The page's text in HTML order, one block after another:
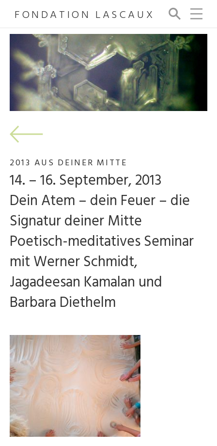
FONDATION LASCAUX
Su
ch
e
2013 AUS DEINER MITTE
14. – 16. September, 2013
Dein Atem – dein Feuer – die
Signatur deiner Mitte
Poetisch-meditatives Seminar
mit Werner Schmidt,
Jagadeesan Kamalan und
Barbara Diethelm